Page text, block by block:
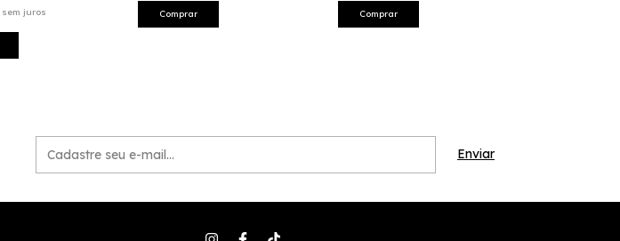
sem juros Comprar Comprar